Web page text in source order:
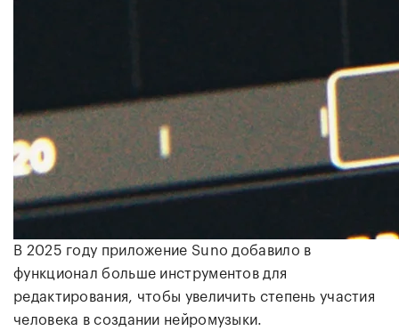
В 2025 году приложение Suno добавило в
функционал больше инструментов для
редактирования, чтобы увеличить степень участия
человека в создании нейромузыки.